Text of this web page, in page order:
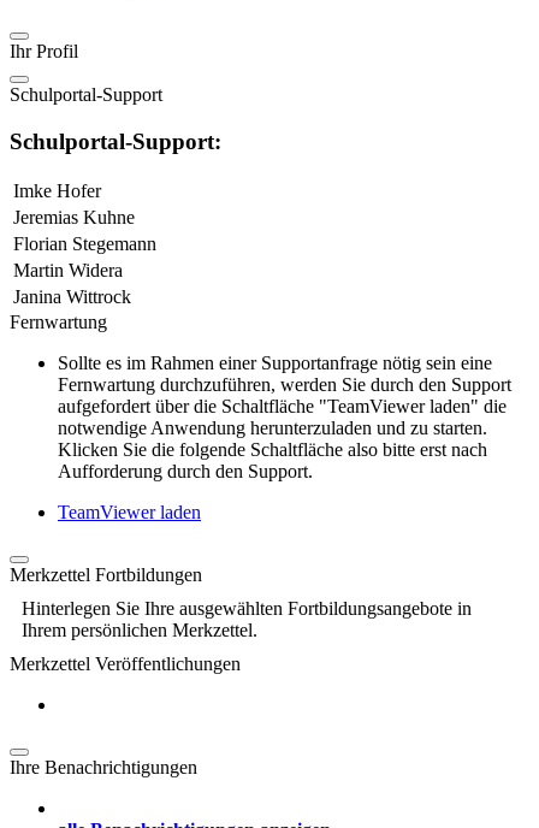
Ihr Profil
Schulportal-Support
Schulportal-Support:
Imke Hofer
Jeremias Kuhne
Florian Stegemann
Martin Widera
Janina Wittrock
Fernwartung
Sollte es im Rahmen einer Supportanfrage nötig sein eine
Fernwartung durchzuführen, werden Sie durch den Support
aufgefordert über die Schaltfläche "TeamViewer laden" die
notwendige Anwendung herunterzuladen und zu starten.
Klicken Sie die folgende Schaltfläche also bitte erst nach
Aufforderung durch den Support.
TeamViewer laden
Merkzettel Fortbildungen
Hinterlegen Sie Ihre ausgewählten Fortbildungsangebote in
Ihrem persönlichen Merkzettel.
Merkzettel Veröffentlichungen
Ihre Benachrichtigungen